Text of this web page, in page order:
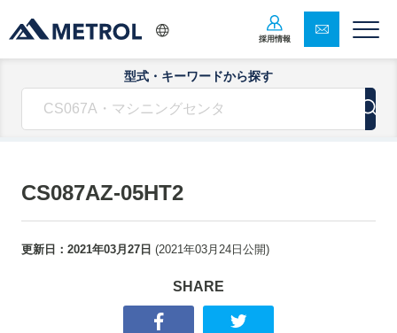
採用情報
型式・キーワードから探す
CS087AZ-05HT2
更新日： 2021年03月27日 (2021年03月24日 公開)
SHARE